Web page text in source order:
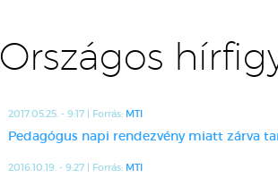
Országos
2017.05.25. - 9:17 | Forrás: MTI
Pedagógus napi rendezvény miatt zárva
2016.10.19. - 9:27 | Forrás: MTI